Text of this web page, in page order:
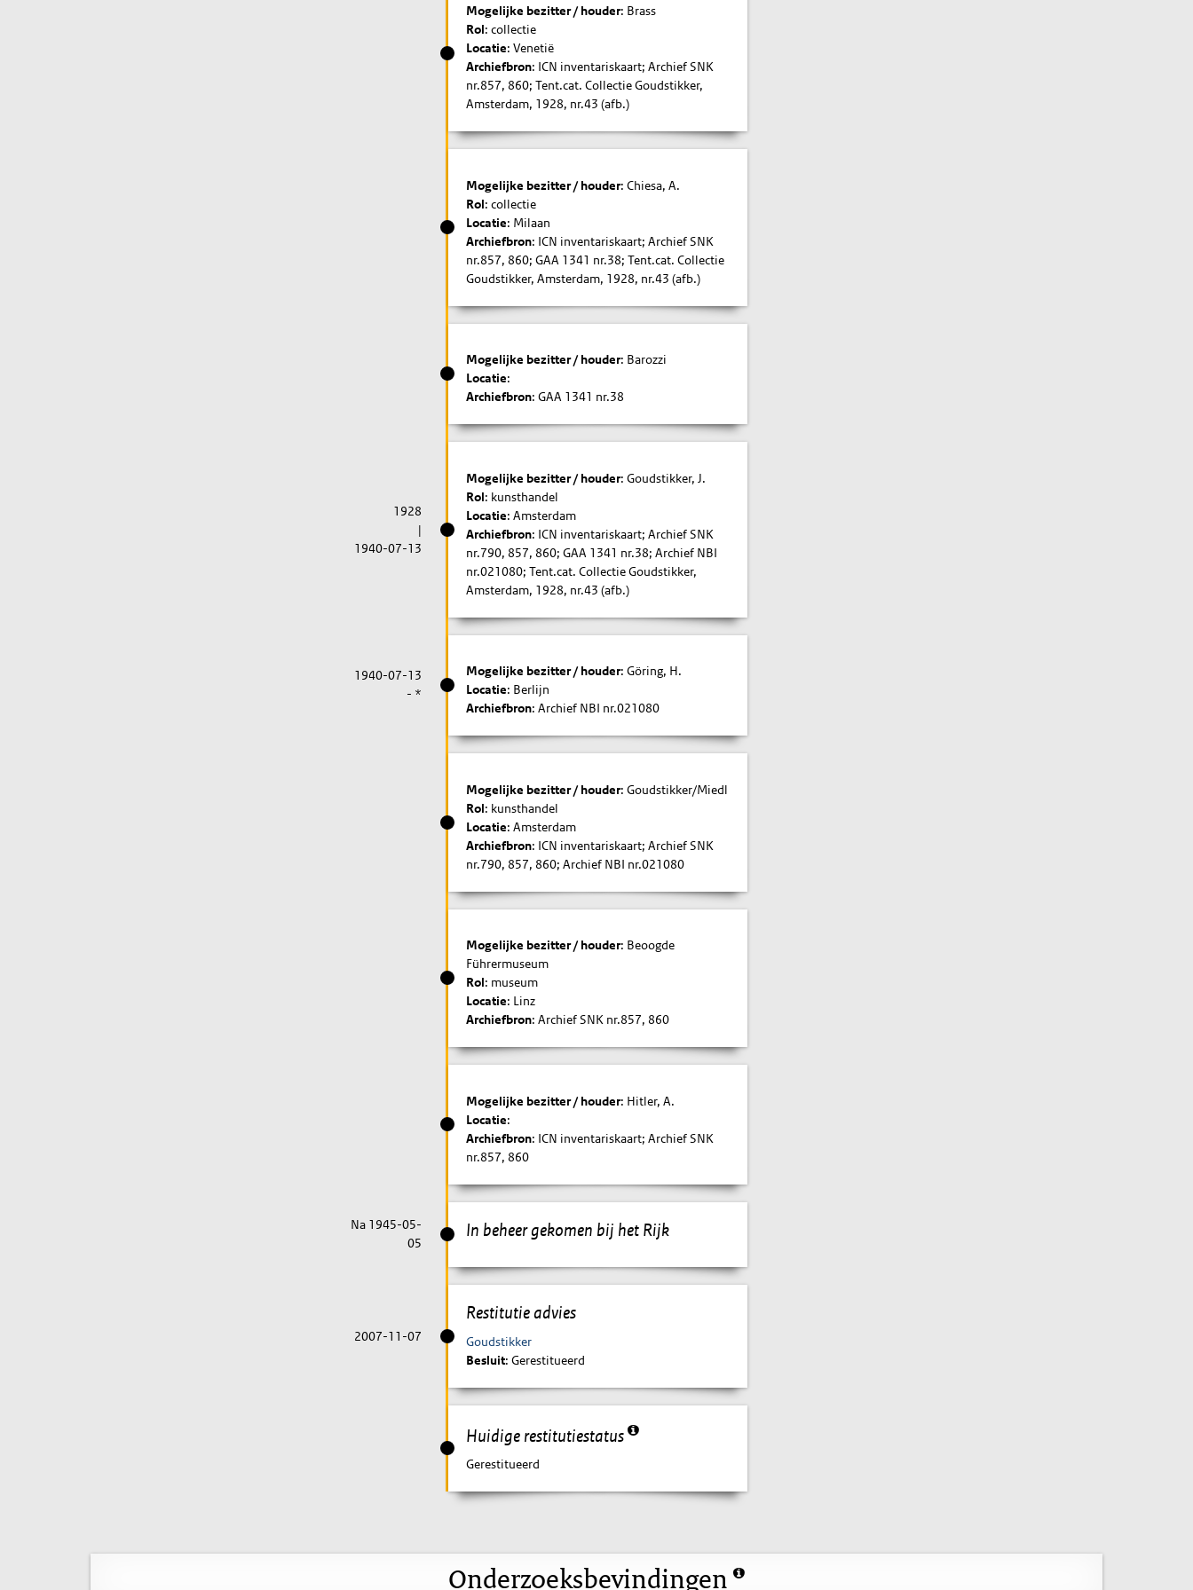
Mogelijke bezitter / houder: Brass
Rol: collectie
Locatie: Venetië
Archiefbron: ICN inventariskaart; Archief SNK
nr.857, 860; Tent.cat. Collectie Goudstikker,
Amsterdam, 1928, nr.43 (afb.)
Mogelijke bezitter / houder: Chiesa, A.
Rol: collectie
Locatie: Milaan
Archiefbron: ICN inventariskaart; Archief SNK
nr.857, 860; GAA 1341 nr.38; Tent.cat. Collectie
Goudstikker, Amsterdam, 1928, nr.43 (afb.)
Mogelijke bezitter / houder: Barozzi
Locatie:
Archiefbron: GAA 1341 nr.38
1928
|
1940-07-13
Mogelijke bezitter / houder: Goudstikker, J.
Rol: kunsthandel
Locatie: Amsterdam
Archiefbron: ICN inventariskaart; Archief SNK
nr.790, 857, 860; GAA 1341 nr.38; Archief NBI
nr.021080; Tent.cat. Collectie Goudstikker,
Amsterdam, 1928, nr.43 (afb.)
1940-07-13
- *
Mogelijke bezitter / houder: Göring, H.
Locatie: Berlijn
Archiefbron: Archief NBI nr.021080
Mogelijke bezitter / houder: Goudstikker/Miedl
Rol: kunsthandel
Locatie: Amsterdam
Archiefbron: ICN inventariskaart; Archief SNK
nr.790, 857, 860; Archief NBI nr.021080
Mogelijke bezitter / houder: Beoogde
Führermuseum
Rol: museum
Locatie: Linz
Archiefbron: Archief SNK nr.857, 860
Mogelijke bezitter / houder: Hitler, A.
Locatie:
Archiefbron: ICN inventariskaart; Archief SNK
nr.857, 860
In beheer gekomen bij het Rijk
Na 1945-05-
05
Restitutie advies
2007-11-07
Goudstikker
Besluit: Gerestitueerd
Huidige restitutiestatus
Gerestitueerd
Onderzoeksbevindingen